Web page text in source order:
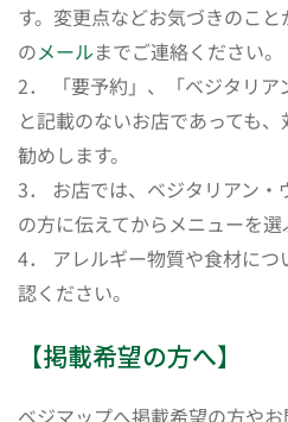
す。変更点などお気づきのこ
のメールまでご連絡ください。
2． 「要予約」、「ベジタリア
と記載のないお店であっても
勧めします。
3． お店では、ベジタリアン
の方に伝えてからメニューを選
4． アレルギー物質や食材に
認ください。
【掲載希望の方へ】
ベジマップへ掲載希望の方や